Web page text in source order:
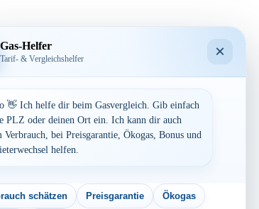
Gas-Helfer
Tarif- & Vergleichshelfer ×
👋 Ich helfe dir beim Gasvergleich. Gib einfach
PLZ oder deinen Ort ein. Ich kann dir auch
Verbrauch, bei Preisgarantie, Ökogas, Bonus und
helfen.
schätzen Preisgarantie Ökogas